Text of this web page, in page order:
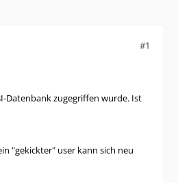
#1
Datenbank zugegriffen wurde. Ist
"gekickter" user kann sich neu